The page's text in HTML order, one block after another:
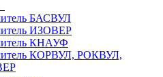
БАСВУЛ
ИЗОВЕР
КНАУФ
КОРВУЛ, РОКВУЛ,